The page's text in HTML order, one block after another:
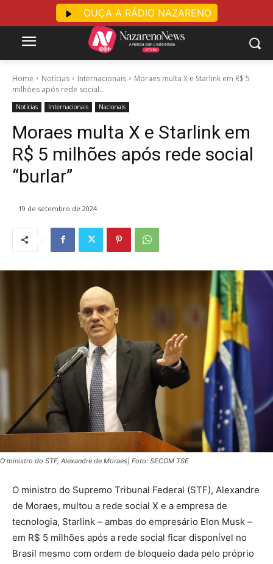
Home Notícias Internacionais
Moraes multa X e Starlink em R$ 5
milhões após rede social...
Notícias Internacionais Nacionais
Moraes multa X e Starlink em
R$ 5 milhões após rede social
“burlar”
19 de setembro de 2024
O ministro do STF, Alexandre de Moraes| Foto: SECOM TSE
O ministro do Supremo Tribunal Federal (STF), Alexandre
de Moraes, multou a rede social X e a empresa de
tecnologia, Starlink – ambas do empresário Elon Musk –
em R$ 5 milhões após a rede social ficar disponível no
Brasil mesmo com ordem de bloqueio dada pelo próprio
OUÇA A RÁDIO NAZARENO